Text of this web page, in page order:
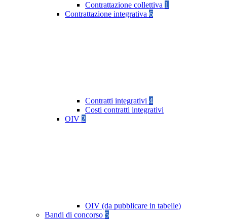
Contrattazione collettiva 1
Contrattazione integrativa 6
Contratti integrativi 4
Costi contratti integrativi
OIV 2
OIV (da pubblicare in tabelle)
Bandi di concorso 5